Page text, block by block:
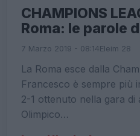
CHAMPIONS
Roma: le parole
7 Marzo 2019 - 08:14Eleim 28
La Roma esce dalla
Francesco è sempre più
2-1 ottenuto nella gara di
Olimpico…